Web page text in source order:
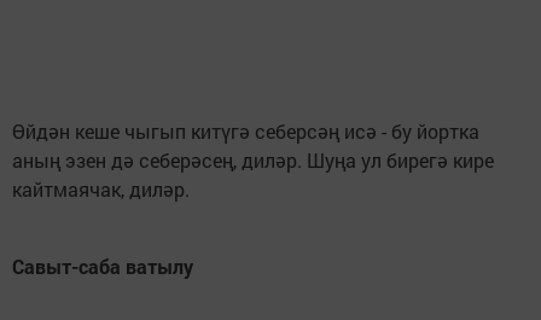
Өйдән кеше чыгып китүгә себерсәң исә - бу йортка
аның эзен дә себерәсең, диләр. Шуңа ул бирегә кире
кайтмаячак, диләр.
Савыт-саба ватылу